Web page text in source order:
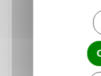
Clause
activité
contrat